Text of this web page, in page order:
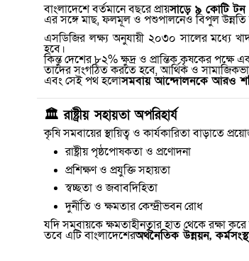
বাংলাদেশে বর্তমানে বছরে প্রায়সাড়ে ৯ কোটি টন
এর সঙ্গে মাছ,ফলমূল ও পশুপালনেও বিপুল উন্নতি
এসডিজির লক্ষ্য অনুযায়ী ২০৩০ সালের মধ্যে
হবে।
কিন্তু দেশের ৮২% ক্ষুদ্র ও প্রান্তিক কৃষকের পক্ষে
তাদের সংগঠিত করতে হবে,আর্থিক ও
এবং সেই পথ হলোসমবায় আন্দোলনকে আরও
🏛 ️রাষ্ট্রীয় সহায়তা অপরিহার্য
কৃষি সমবায়ের স্থায়িত্ব ও কার্যকারিতা বাড়াতে
রাষ্ট্রীয় পৃষ্ঠপোষকতা ও প্রণোদনা
প্রশিক্ষণ ও প্রযুক্তি সহায়তা
স্বচ্ছতা ও জবাবদিহিতা
দুর্নীতি ও ক্ষমতার কেন্দ্রীভবন রোধ
যদি সমবায়কে ক্ষমতাহীনতার হাত থেকে রক্ষা
তবে এটি বাংলাদেশেরঅর্থনৈতিক উন্নয়ন,